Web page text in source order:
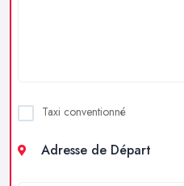
Taxi conventionné
Adresse de Départ